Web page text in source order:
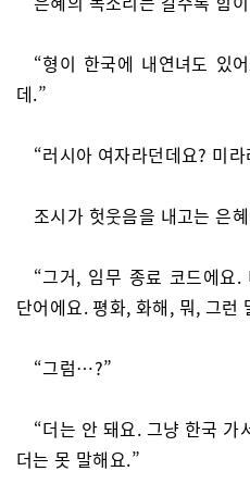
“형이 한국에 내연녀도 있
데.”
“러시아 여자라던데요? 미
조시가 헛웃음을 내고는 은
“그거, 임무 종료 코드에요
단어에요. 평화, 화해, 뭐, 그런
“그럼…?”
“더는 안 돼요. 그냥 한국 가
더는 못 말해요.”